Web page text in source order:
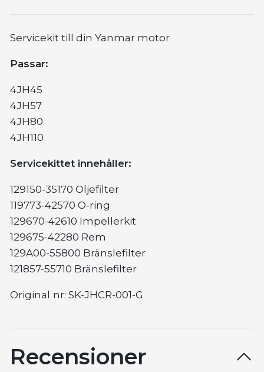
Servicekit till din Yanmar motor
Passar:
4JH45
4JH57
4JH80
4JH110
Servicekittet innehåller:
129150-35170 Oljefilter
119773-42570 O-ring
129670-42610 Impellerkit
129675-42280 Rem
129A00-55800 Bränslefilter
121857-55710 Bränslefilter
Original nr: SK-JHCR-001-G
Recensioner